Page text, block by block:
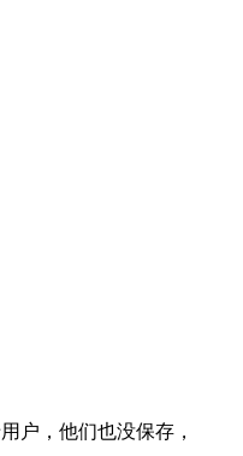
户，他们也没保存，